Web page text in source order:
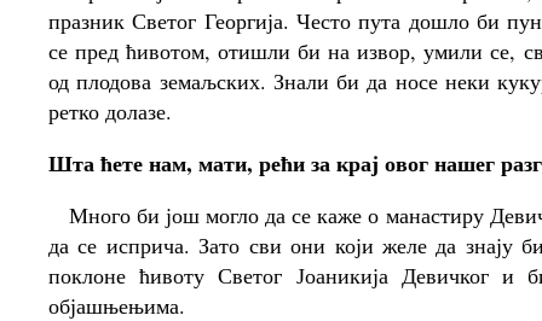
празник Светог Георгија. Често пута дошло би
се пред ћивотом, отишли би на извор, умили се,
од плодова земаљских. Знали би да носе неки
ретко долазе.
Шта ћете нам, мати, рећи за крај овог нашег
Много би још могло да се каже о манастиру
да се исприча. Зато сви они који желе да знају
поклоне ћивоту Светог Јоаникија Девичког
објашњењима.